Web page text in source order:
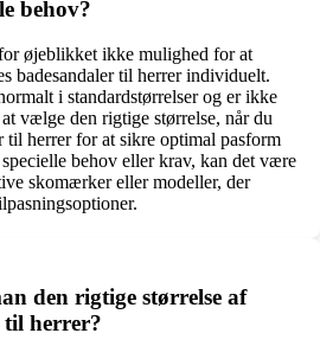
behov?
øjeblikket ikke mulighed for at
badesandaler til herrer individuelt.
i standardstørrelser og er ikke
vælge den rigtige størrelse, når du
til herrer for at sikre optimal pasform
behov eller krav, kan det være
skomærker eller modeller, der
den rigtige størrelse af
til herrer?